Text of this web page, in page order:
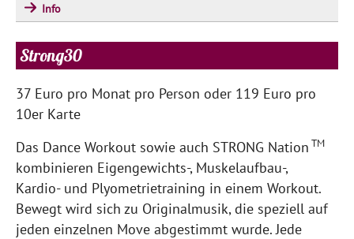
Info
Strong30
37 Euro pro Monat pro Person oder 119 Euro pro
10er Karte
Das Dance Workout sowie auch STRONG Nation TM
kombinieren Eigengewichts-, Muskelaufbau-,
Kardio- und Plyometrietraining in einem Workout.
Bewegt wird sich zu Originalmusik, die speziell auf
jeden einzelnen Move abgestimmt wurde. Jede